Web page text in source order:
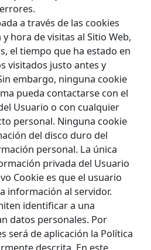
a través de las cookies
hora de visitas al Sitio Web,
el tiempo que ha estado en
visitados justo antes y
embargo, ninguna cookie
pueda contactarse con el
Usuario o con cualquier
personal. Ninguna cookie
del disco duro del
personal. La única
privada del Usuario
Cookie es que el usuario
información al servidor.
identificar a una
datos personales. Por
será de aplicación la Política
descrita. En este